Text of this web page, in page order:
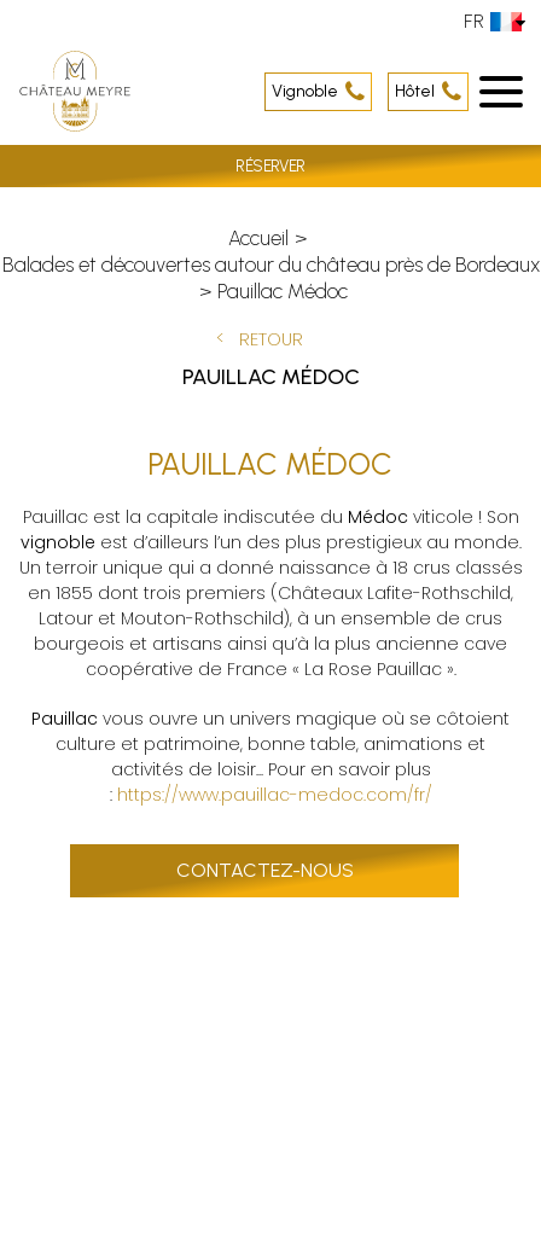
Hôtel
Vignoble
RÉSERVER
FR
Accueil
Balades et découvertes autour du château près de Bordeaux
Pauillac Médoc
RETOUR
PAUILLAC MÉDOC
PAUILLAC MÉDOC
Pauillac est la capitale indiscutée du Médoc viticole ! Son
vignoble est d’ailleurs l’un des plus prestigieux au monde.
Un terroir unique qui a donné naissance à 18 crus classés
en 1855 dont trois premiers (Châteaux Lafite-Rothschild,
Latour et Mouton-Rothschild), à un ensemble de crus
bourgeois et artisans ainsi qu’à la plus ancienne cave
coopérative de France « La Rose Pauillac ».
Pauillac vous ouvre un univers magique où se côtoient
culture et patrimoine, bonne table, animations et
activités de loisir... Pour en savoir plus
: https://www.pauillac-medoc.com/fr/
CONTACTEZ-NOUS